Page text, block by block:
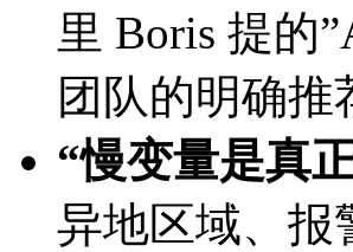
里 Boris 提的
团队的明确推
“慢变量是真
异地区域、报